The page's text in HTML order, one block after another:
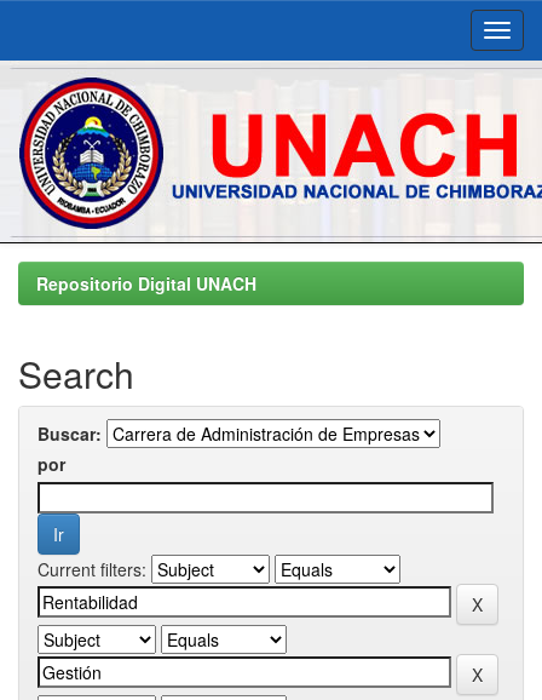
Skip
navigationRepositorio Digital UNACH
Search
Buscar:
por
Current filters: